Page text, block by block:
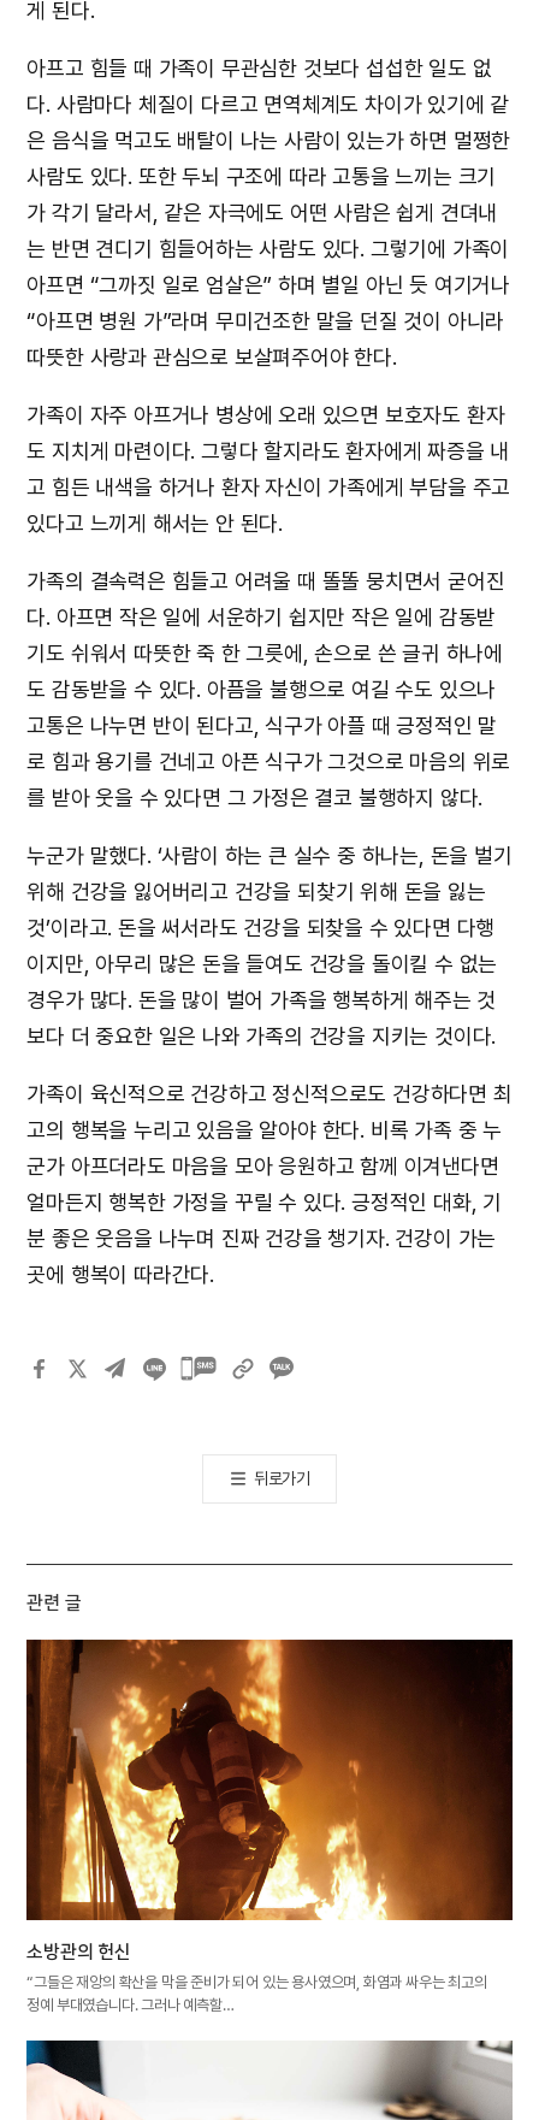
게 된다.
아프고 힘들 때 가족이 무관심한 것보다 섭섭한 일도 없
다. 사람마다 체질이 다르고 면역체계도 차이가 있기에 같
은 음식을 먹고도 배탈이 나는 사람이 있는가 하면 멀쩡한
사람도 있다. 또한 두뇌 구조에 따라 고통을 느끼는 크기
가 각기 달라서, 같은 자극에도 어떤 사람은 쉽게 견뎌내
는 반면 견디기 힘들어하는 사람도 있다. 그렇기에 가족이
아프면 “그까짓 일로 엄살은” 하며 별일 아닌 듯 여기거나
“아프면 병원 가”라며 무미건조한 말을 던질 것이 아니라
따뜻한 사랑과 관심으로 보살펴주어야 한다.
가족이 자주 아프거나 병상에 오래 있으면 보호자도 환자
도 지치게 마련이다. 그렇다 할지라도 환자에게 짜증을 내
고 힘든 내색을 하거나 환자 자신이 가족에게 부담을 주고
있다고 느끼게 해서는 안 된다.
가족의 결속력은 힘들고 어려울 때 똘똘 뭉치면서 굳어진
다. 아프면 작은 일에 서운하기 쉽지만 작은 일에 감동받
기도 쉬워서 따뜻한 죽 한 그릇에, 손으로 쓴 글귀 하나에
도 감동받을 수 있다. 아픔을 불행으로 여길 수도 있으나
고통은 나누면 반이 된다고, 식구가 아플 때 긍정적인 말
로 힘과 용기를 건네고 아픈 식구가 그것으로 마음의 위로
를 받아 웃을 수 있다면 그 가정은 결코 불행하지 않다.
누군가 말했다. ‘사람이 하는 큰 실수 중 하나는, 돈을 벌기
위해 건강을 잃어버리고 건강을 되찾기 위해 돈을 잃는
것’이라고. 돈을 써서라도 건강을 되찾을 수 있다면 다행
이지만, 아무리 많은 돈을 들여도 건강을 돌이킬 수 없는
경우가 많다. 돈을 많이 벌어 가족을 행복하게 해주는 것
보다 더 중요한 일은 나와 가족의 건강을 지키는 것이다.
가족이 육신적으로 건강하고 정신적으로도 건강하다면 최
고의 행복을 누리고 있음을 알아야 한다. 비록 가족 중 누
군가 아프더라도 마음을 모아 응원하고 함께 이겨낸다면
얼마든지 행복한 가정을 꾸릴 수 있다. 긍정적인 대화, 기
분 좋은 웃음을 나누며 진짜 건강을 챙기자. 건강이 가는
곳에 행복이 따라간다.
카카오톡
뒤로가기
관련 글
소방관의 헌신
“그들은 재앙의 확산을 막을 준비가 되어 있는 용사였으며, 화염과 싸우는 최고의
정예 부대였습니다. 그러나 예측할…